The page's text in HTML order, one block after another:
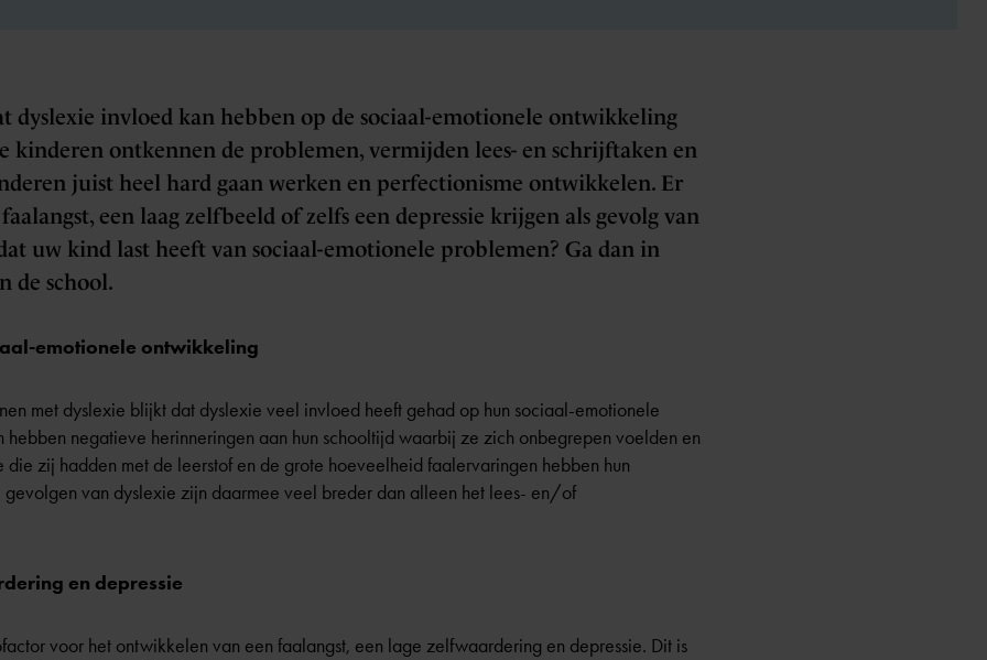
dyslexie invloed kan hebben op de sociaal-emotionele ontwikkeling
kinderen ontkennen de problemen, vermijden lees- en schrijftaken en
juist heel hard gaan werken en perfectionisme ontwikkelen. Er
een laag zelfbeeld of zelfs een depressie krijgen als gevolg van
uw kind last heeft van sociaal-emotionele problemen? Ga dan in
de school.
emotionele ontwikkeling
met dyslexie blijkt dat dyslexie veel invloed heeft gehad op hun sociaal-emotionele
negatieve herinneringen aan hun schooltijd waarbij ze zich onbegrepen voelden en
die zij hadden met de leerstof en de grote hoeveelheid faalervaringen hebben hun
van dyslexie zijn daarmee veel breder dan alleen het lees- en/of
en depressie
voor het ontwikkelen van een faalangst, een lage zelfwaardering en depressie. Dit is